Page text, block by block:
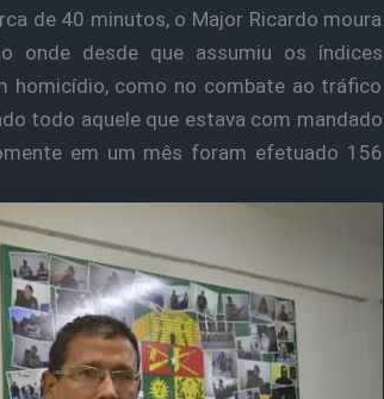
de 40 minutos, o Major Ricardo moura
onde desde que assumiu os índices
homicídio, como no combate ao tráfico
todo aquele que estava com mandado
em um mês foram efetuado 156